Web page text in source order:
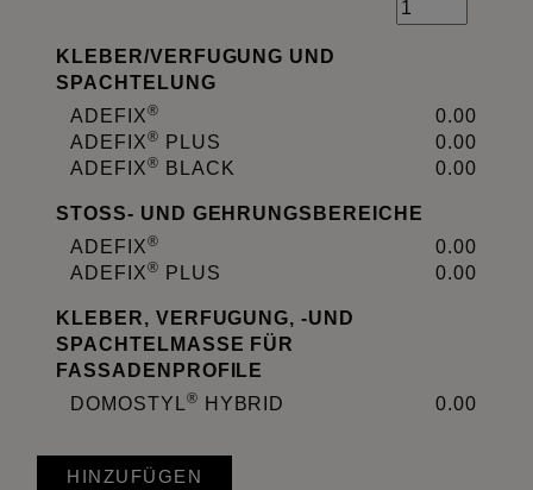
KLEBER/VERFUGUNG UND
SPACHTELUNG
ADEFIX®
0.00
ADEFIX® PLUS
0.00
ADEFIX® BLACK 0.00
STOSS- UND GEHRUNGSBEREICHE
ADEFIX®
0.00
ADEFIX® PLUS 0.00
KLEBER, VERFUGUNG, -UND
SPACHTELMASSE FÜR
FASSADENPROFILE
DOMOSTYL® HYBRID 0.00
HINZUFÜGEN